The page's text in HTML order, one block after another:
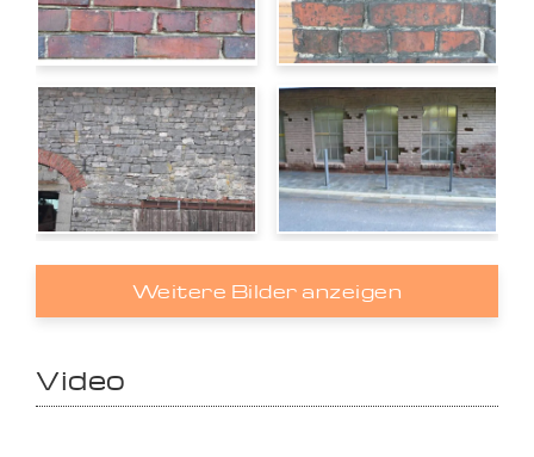
Weitere Bilder anzeigen
Video